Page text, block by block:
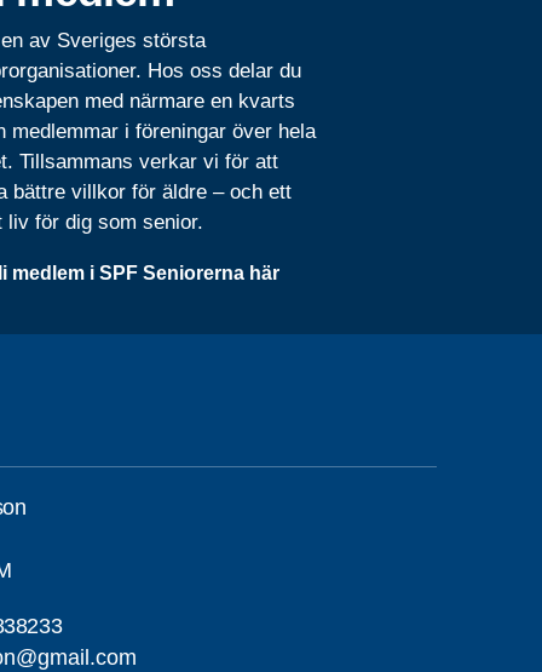
av Sveriges största
Hos oss delar du
med närmare en kvarts
medlemmar i föreningar över hela
Tillsammans verkar vi för att
bättre villkor för äldre – och ett
liv för dig som senior.
medlem i SPF Seniorerna här